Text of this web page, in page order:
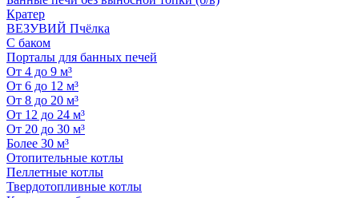
Кратер
ВЕЗУВИЙ Пчёлка
С баком
Порталы для банных печей
От 4 до 9 м³
От 6 до 12 м³
От 8 до 20 м³
От 12 до 24 м³
От 20 до 30 м³
Более 30 м³
Отопительные котлы
Пеллетные котлы
Твердотопливные котлы